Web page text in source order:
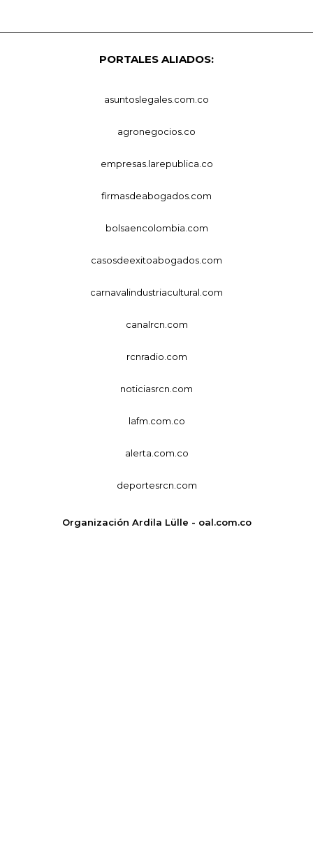
PORTALES ALIADOS:
asuntoslegales.com.co
agronegocios.co
empresas.larepublica.co
firmasdeabogados.com
bolsaencolombia.com
casosdeexitoabogados.com
carnavalindustriacultural.com
canalrcn.com
rcnradio.com
noticiasrcn.com
lafm.com.co
alerta.com.co
deportesrcn.com
Organización Ardila Lülle - oal.com.co